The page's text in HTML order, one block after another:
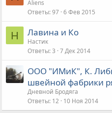
Aliens
Ответы 97 6 Фев 2015
Н Лавина и Ко
Настик
Ответы 3 7 Дек 2014
ООО "ИМиК", К.
швейной фабрики
Дневной Бродяга
Ответы 12 10 Ноя 2014